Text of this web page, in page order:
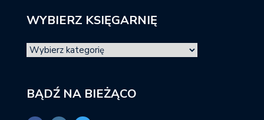
WYBIERZ KSIĘGARNIĘ
BĄDŹ NA BIEŻĄCO